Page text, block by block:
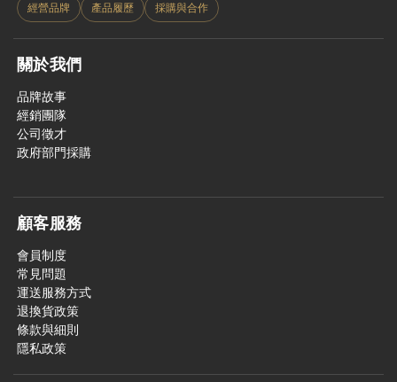
經營品牌 產品履歷 採購與合作
關於我們
品牌故事
經銷團隊
公司徵才
政府部門採購
顧客服務
會員制度
常見問題
運送服務方式
退換貨政策
條款與細則
隱私政策